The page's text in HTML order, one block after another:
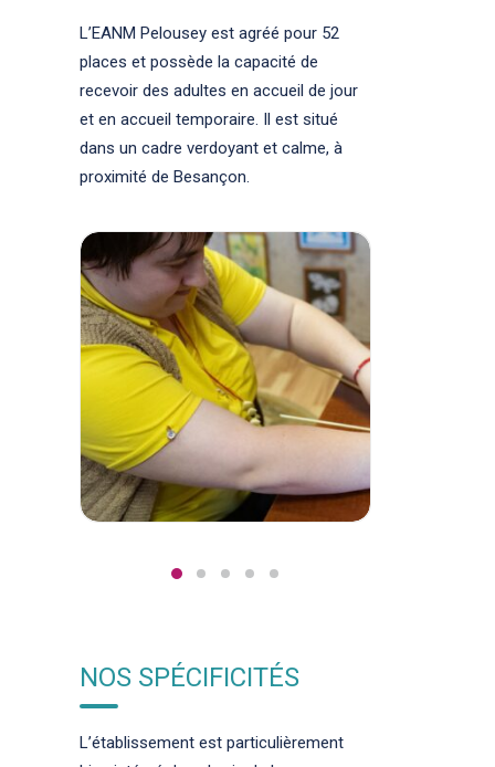
L’EANM Pelousey est agréé pour 52
places et possède la capacité de
recevoir des adultes en accueil de jour
et en accueil temporaire. Il est situé
dans un cadre verdoyant et calme, à
proximité de Besançon.
NOS SPÉCIFICITÉS
L’établissement est particulièrement